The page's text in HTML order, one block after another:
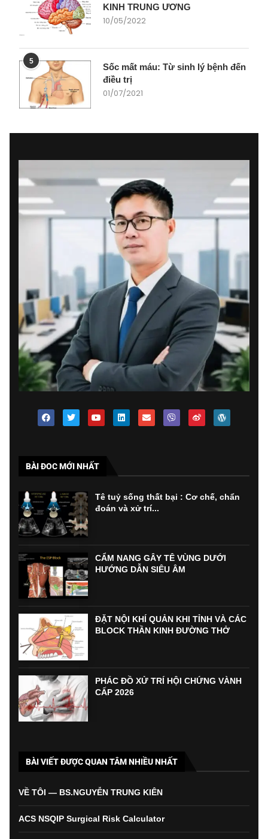
KINH TRUNG ƯƠNG
10/05/2022
5
Sốc mất máu: Từ sinh lý bệnh đến
điều trị
01/07/2021
BÀI ĐOC MỚI NHẤT
Tê tuỷ sống thất bại : Cơ chế, chẩn
đoán và xử trí...
CẨM NANG GÂY TÊ VÙNG DƯỚI
HƯỚNG DẪN SIÊU ÂM
ĐẶT NỘI KHÍ QUẢN KHI TỈNH VÀ CÁC
BLOCK THẦN KINH ĐƯỜNG THỞ
PHÁC ĐỒ XỬ TRÍ HỘI CHỨNG VÀNH
CẤP 2026
BÀI VIẾT ĐƯỢC QUAN TÂM NHIỀU NHẤT
VỀ TÔI — BS.NGUYỄN TRUNG KIÊN
ACS NSQIP Surgical Risk Calculator